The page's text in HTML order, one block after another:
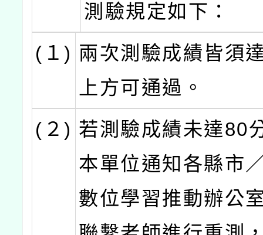
測驗規定如下：
(１) 兩次測驗成績皆須
上方可通過。
(２) 若測驗成績未達80
本單位通知各縣市
數位學習推動辦公